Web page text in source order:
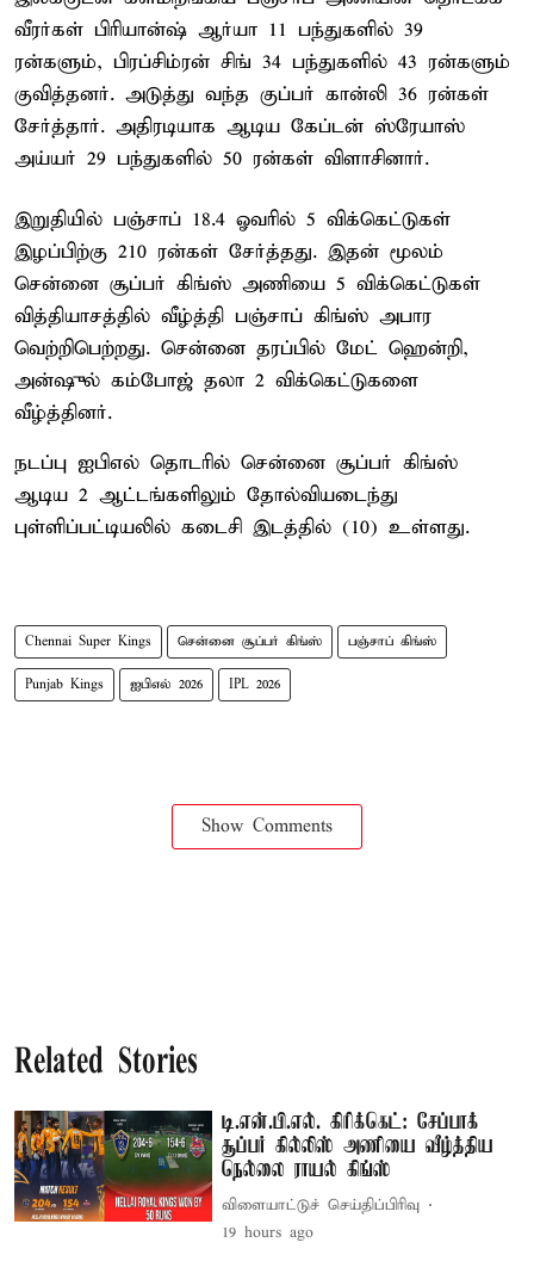
வீரர்கள் பிரியான்ஷ் ஆர்யா 11 பந்துகளில் 39
ரன்களும், பிரப்சிம்ரன் சிங் 34 பந்துகளில் 43 ரன்களும்
குவித்தனர். அடுத்து வந்த குப்பர் கான்லி 36 ரன்கள்
சேர்த்தார். அதிரடியாக ஆடிய கேப்டன் ஸ்ரேயாஸ்
அய்யர் 29 பந்துகளில் 50 ரன்கள் விளாசினார்.
இறுதியில் பஞ்சாப் 18.4 ஓவரில் 5 விக்கெட்டுகள்
இழப்பிற்கு 210 ரன்கள் சேர்த்தது. இதன் மூலம்
சென்னை சூப்பர் கிங்ஸ் அணியை 5 விக்கெட்டுகள்
வித்தியாசத்தில் வீழ்த்தி பஞ்சாப் கிங்ஸ் அபார
வெற்றிபெற்றது. சென்னை தரப்பில் மேட் ஹென்றி,
அன்ஷுல் கம்போஜ் தலா 2 விக்கெட்டுகளை
வீழ்த்தினர்.
நடப்பு ஐபிஎல் தொடரில் சென்னை சூப்பர் கிங்ஸ்
ஆடிய 2 ஆட்டங்களிலும் தோல்வியடைந்து
புள்ளிப்பட்டியலில் கடைசி இடத்தில் (10) உள்ளது.
Chennai Super Kings சென்னை சூப்பர் கிங்ஸ் பஞ்சாப் கிங்ஸ்
Punjab Kings ஐபிஎல் 2026 IPL 2026
Show Comments
Related Stories
டி.என்.பி.எல். கிரிக்கெட்: சேப்பாக்
சூப்பர் கில்லிஸ் அணியை வீழ்த்திய
நெல்லை ராயல் கிங்ஸ்
விளையாட்டுச் செய்திப்பிரிவு
19 hours ago